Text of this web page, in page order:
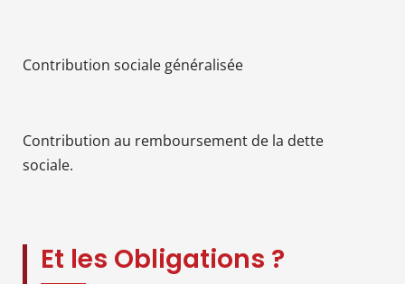
Contribution sociale généralisée
Contribution au remboursement de la dette
sociale.
Et les Obligations ?